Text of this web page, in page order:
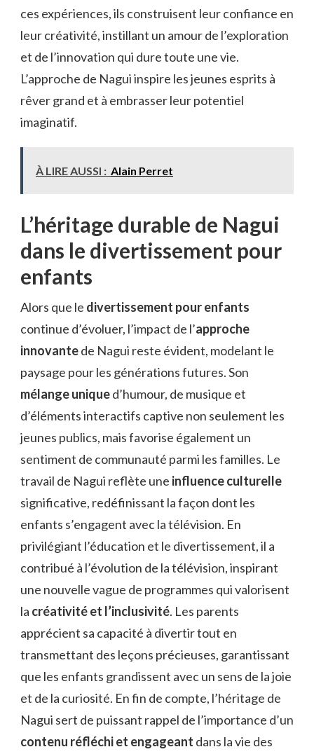
ces expériences, ils construisent leur confiance en
leur créativité, instillant un amour de l’exploration
et de l’innovation qui dure toute une vie.
L’approche de Nagui inspire les jeunes esprits à
rêver grand et à embrasser leur potentiel
imaginatif.
À LIRE AUSSI : Alain Perret
L’héritage durable de Nagui
dans le divertissement pour
enfants
Alors que le divertissement pour enfants
continue d’évoluer, l’impact de l’approche
innovantede Nagui reste évident, modelant le
paysage pour les générations futures. Son
mélange uniqued’humour, de musique et
d’éléments interactifs captive non seulement les
jeunes publics, mais favorise également un
sentiment de communauté parmi les familles. Le
travail de Nagui reflète une influence culturelle
significative, redéfinissant la façon dont les
enfants s’engagent avec la télévision. En
privilégiant l’éducation et le divertissement, il a
contribué à l’évolution de la télévision, inspirant
une nouvelle vague de programmes qui valorisent
la créativité et l’inclusivité. Les parents
apprécient sa capacité à divertir tout en
transmettant des leçons précieuses, garantissant
que les enfants grandissent avec un sens de la joie
et de la curiosité. En fin de compte, l’héritage de
Nagui sert de puissant rappel de l’importance d’un
contenu réfléchi et engageant dans la vie des